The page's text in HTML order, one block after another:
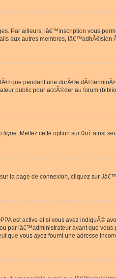
Par ailleurs, lâ€™inscription vous
aux autres membres, lâ€™adhÃ©sion
que pendant une durÃ©e
public pour accÃ©der au forum
ligne. Mettez cette option sur Oui ainsi
la page de connexion, cliquez sur
est active et si vous avez indiquÃ©
par lâ€™administrateur avant que
que vous ayez fourni une adresse